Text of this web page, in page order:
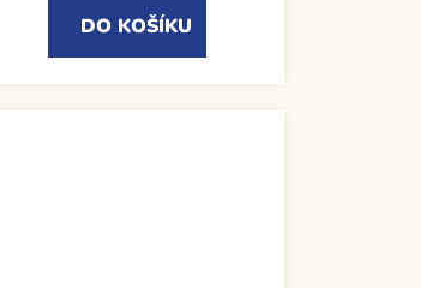
DO KOŠÍKU